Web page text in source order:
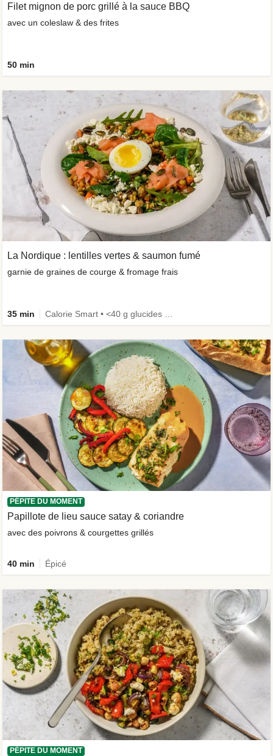
Filet mignon de porc grillé à la sauce BBQ
avec un coleslaw & des frites
50 min
La Nordique : lentilles vertes & saumon fumé
garnie de graines de courge & fromage frais
35 min
PÉPITE DU MOMENT
Papillote de lieu sauce satay & coriandre
avec des poivrons & courgettes grillés
40 min Épicé
PÉPITE DU MOMENT